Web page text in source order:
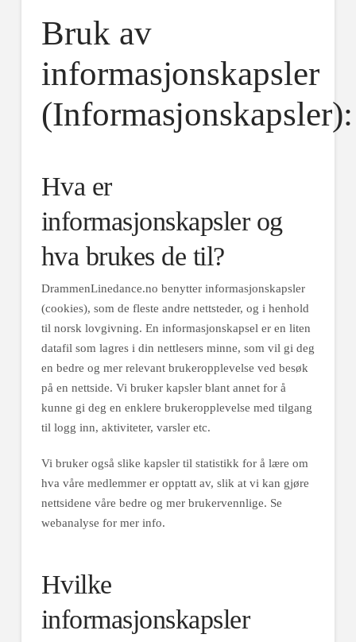
Bruk av
informasjonskapsler
(Informasjonskapsler):
Hva er
informasjonskapsler og
hva brukes de til?
DrammenLinedance.no benytter informasjonskapsler
(cookies), som de fleste andre nettsteder, og i henhold
til norsk lovgivning. En informasjonskapsel er en liten
datafil som lagres i din nettlesers minne, som vil gi deg
en bedre og mer relevant brukeropplevelse ved besøk
på en nettside. Vi bruker kapsler blant annet for å
kunne gi deg en enklere brukeropplevelse med tilgang
til logg inn, aktiviteter, varsler etc.
Vi bruker også slike kapsler til statistikk for å lære om
hva våre medlemmer er opptatt av, slik at vi kan gjøre
nettsidene våre bedre og mer brukervennlige. Se
webanalyse for mer info.
Hvilke
informasjonskapsler